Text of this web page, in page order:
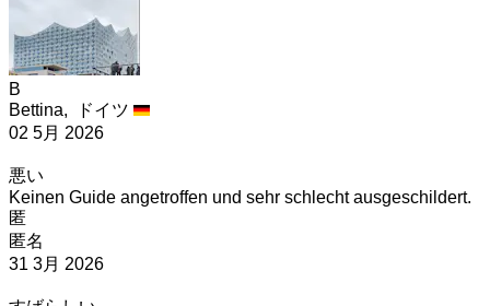
B
Bettina,
ドイツ
02 5月 2026
悪い
Keinen Guide angetroffen und sehr schlecht ausgeschildert.
匿
匿名
31 3月 2026